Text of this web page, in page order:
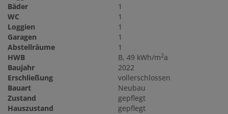
Bäder
1
WC
1
Loggien
1
Garagen
1
Abstellräume
1
HWB
B, 49 kWh/m2a
Baujahr
2022
Erschließung
vollerschlossen
Bauart
Neubau
Zustand
gepflegt
Hauszustand
gepflegt